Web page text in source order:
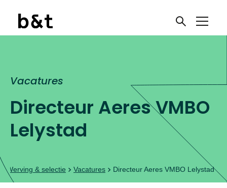
Directeur Aeres
VMBO Lelystad
Vacatures
Werving & selectie Vacatures Directeur Aeres VMBO Lelystad
Ben je toe aan een
nieuwe uitdaging?
vacaturenieuwsbrief
Onderwijswerk!